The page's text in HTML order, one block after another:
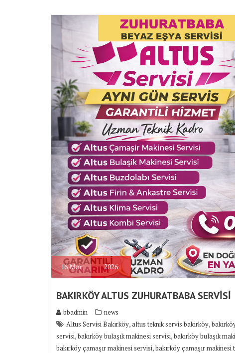
16Mar 2026
BAKIRKÖY ALTUS ZUHURATBABA SERVİSİ
bbadmin
news
Altus Servisi Bakırköy,altus teknik servis bakırköy,
servisi,bakırköy bulaşık makinesi servisi,bakırköy bulaşık
bakırköy çamaşır makinesi servisi,bakırköy çamaşır makinesi